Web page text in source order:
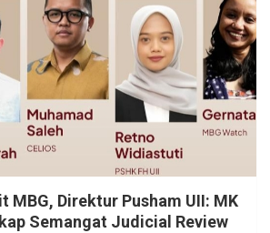
MBG, Direktur Pusham UII: MK
Semangat Judicial Review